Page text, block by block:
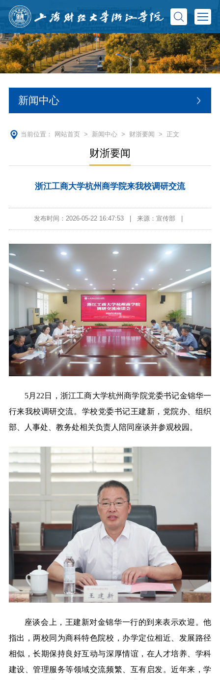
新闻中心
当前位置： 网站首页> 新闻中心> 财浙要闻 > 正文
财浙要闻
浙江工商大学杭州商学院来我校调研交流
发布时间：2026-05-22 16:47:53| 来源：宣传部
5月22日，浙江工商大学杭州商学院党委书记金锦华一
行来我校调研交流。 学校党委书记王建新， 党院办、组织
部、人事处、教务处相关负责人陪同座谈并参观校园 。
座谈会上，王建新对金锦华一行的到来表示欢迎。他
指出，两校同为商科特色院校，办学定位相近、发展路径
相似，长期保持良好互动与深厚情谊，在人才培养、学科
建设、管理服务等领域交流频繁、互有启发。近年来，学